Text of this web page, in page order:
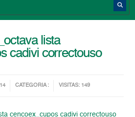
lista
cadivi correctouso
CATEGORIA : VISITAS: 149
cencoex_cupos cadivi correctouso